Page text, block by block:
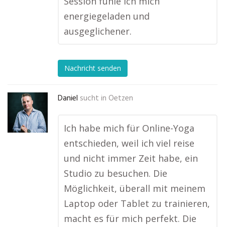
energiegeladen und
ausgeglichener.
Nachricht senden
Daniel sucht in Oetzen
Ich habe mich für Online-Yoga
entschieden, weil ich viel reise
und nicht immer Zeit habe, ein
Studio zu besuchen. Die
Möglichkeit, überall mit meinem
Laptop oder Tablet zu trainieren,
macht es für mich perfekt. Die